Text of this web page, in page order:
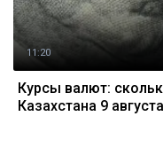
11:20
Курсы валют:
Казахстана 9 августа